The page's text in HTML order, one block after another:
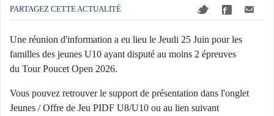
PARTAGEZ CETTE ACTUALITÉ
Une réunion d'information a eu lieu le Jeudi 25 Juin pour les
familles des jeunes U10 ayant disputé au moins 2 épreuves
du Tour Poucet Open 2026.
Vous pouvez retrouver le support de présentation dans l'onglet
Jeunes / Offre de Jeu PIDF U8/U10 ou au lien suivant